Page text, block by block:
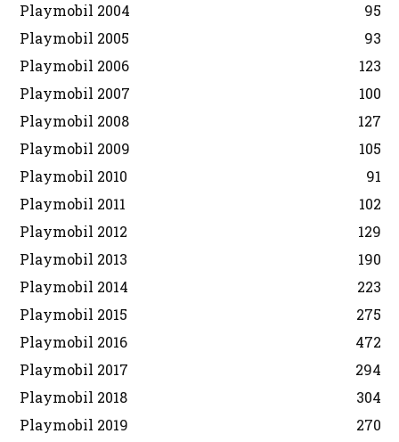
Playmobil 2004
95
Playmobil 2005
93
Playmobil 2006
123
Playmobil 2007
100
Playmobil 2008
127
Playmobil 2009
105
Playmobil 2010
91
Playmobil 2011
102
Playmobil 2012
129
Playmobil 2013
190
Playmobil 2014
223
Playmobil 2015
275
Playmobil 2016
472
Playmobil 2017
294
Playmobil 2018
304
Playmobil 2019
270